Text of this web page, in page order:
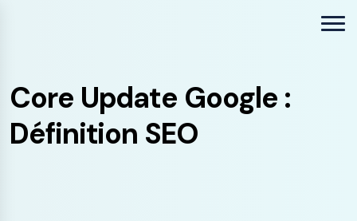
Core Update Google :
Définition SEO